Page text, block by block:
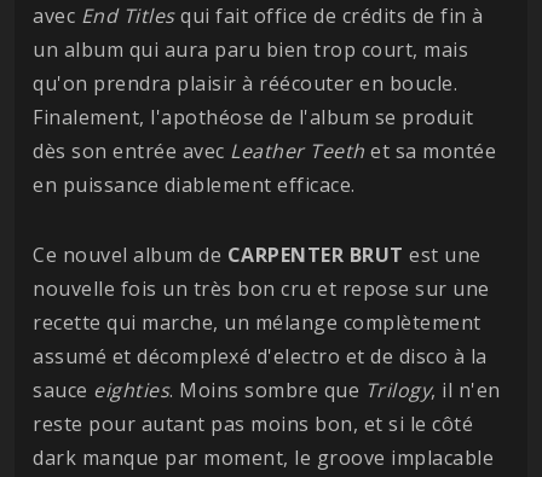
avec End Titlesqui fait office de crédits de fin à
un album qui aura paru bien trop court, mais
qu'on prendra plaisir à réécouter en boucle.
Finalement, l'apothéose de l'album se produit
dès son entrée avec Leather Teeth et sa montée
en puissance diablement efficace.
Ce nouvel album de CARPENTER BRUT est une
nouvelle fois un très bon cru et repose sur une
recette qui marche, un mélange complètement
assumé et décomplexé d'electro et de disco à la
sauce eighties. Moins sombre que Trilogy, il n'en
reste pour autant pas moins bon, et si le côté
dark manque par moment, le groove implacable